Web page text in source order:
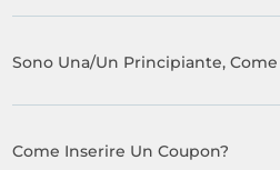
Sono Una/un Principiante, Come
Come Inserire Un Coupon?